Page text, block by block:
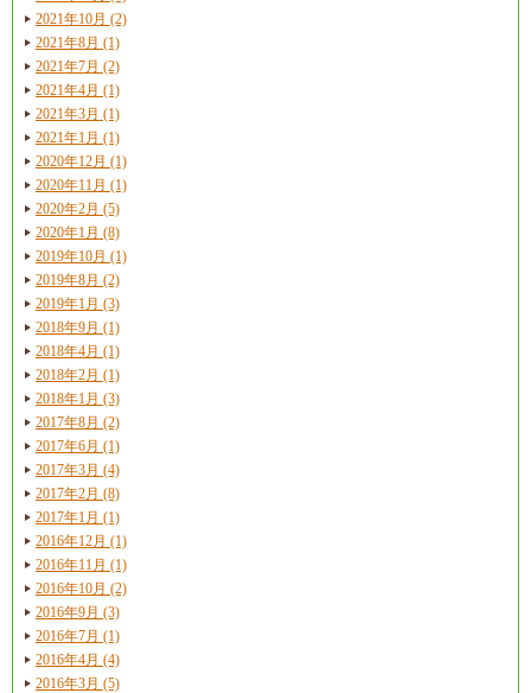
2021年10月 (2)
2021年8月 (1)
2021年7月 (2)
2021年4月 (1)
2021年3月 (1)
2021年1月 (1)
2020年12月 (1)
2020年11月 (1)
2020年2月 (5)
2020年1月 (8)
2019年10月 (1)
2019年8月 (2)
2019年1月 (3)
2018年9月 (1)
2018年4月 (1)
2018年2月 (1)
2018年1月 (3)
2017年8月 (2)
2017年6月 (1)
2017年3月 (4)
2017年2月 (8)
2017年1月 (1)
2016年12月 (1)
2016年11月 (1)
2016年10月 (2)
2016年9月 (3)
2016年7月 (1)
2016年4月 (4)
2016年3月 (5)